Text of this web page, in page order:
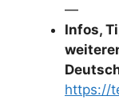
—
Infos,
https://